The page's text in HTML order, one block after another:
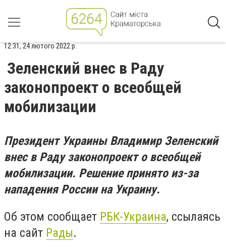
12:31, 24 лютого 2022 р.
Зеленский внес в Раду
законопроект о всеобщей
мобилизации
Президент Украины Владимир Зеленский
внес в Раду законопроект о всеобщей
мобилизации. Решение принято из-за
нападения России на Украину.
Об этом сообщает РБК-Украина, ссылаясь
на сайт Рады.